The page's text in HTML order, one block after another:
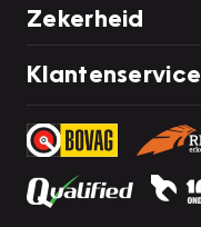
Zekerheid
Klantenservice